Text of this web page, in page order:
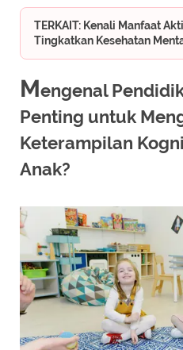
TERKAIT: Kenali Manfaat
Tingkatkan Kesehatan
Mengenal
Penting untuk
Keterampilan
Anak?